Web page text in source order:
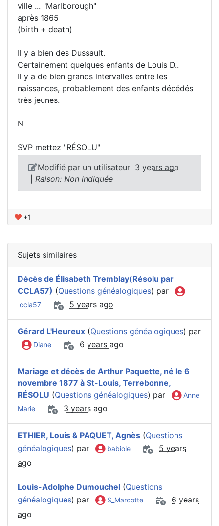
ville ... "Marlborough"
après 1865
(birth + death)
Il y a bien des Dussault.
Certainement quelques enfants de Louis D..
Il y a de bien grands intervalles entre les
naissances, probablement des enfants décédés
très jeunes.
N
SVP mettez "RÉSOLU"
Modifié par un utilisateur 3 years ago
Raison: Non indiquée
+1
Sujets similaires
Décès de Élisabeth Tremblay(Résolu par
CCLA57) (Questions généalogiques) par
ccla57 5 years ago
Gérard L'Heureux (Questions généalogiques) par
Diane 6 years ago
Mariage et décès de Arthur Paquette, né le 6
novembre 1877 à St-Louis, Terrebonne,
RÉSOLU (Questions généalogiques) par
Anne
Marie
3 years ago
ETHIER, Louis & PAQUET, Agnès (Questions
généalogiques) par babiole
5 years
ago
Louis-Adolphe Dumouchel (Questions
généalogiques) par S_Marcotte
6 years
ago